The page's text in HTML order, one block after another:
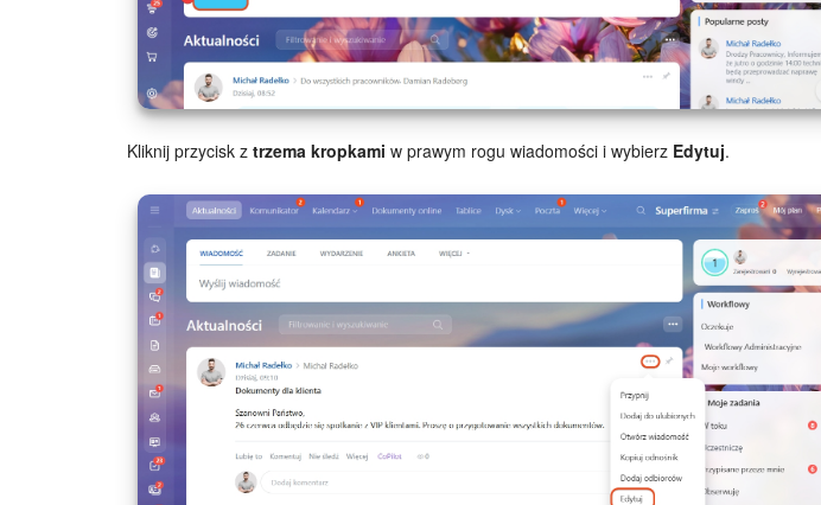
Kliknij przycisk z trzema kropkami w prawym rogu wiadomości i wybierz Edytuj.